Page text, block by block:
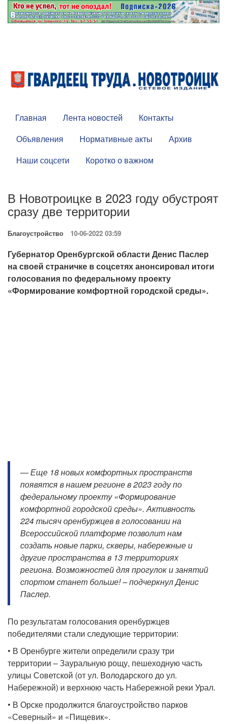
Главная Лента новостей
Контакты
Объявления
Нормативные акты
Архив
Наши соцсети
Коротко о важном
В Новотроицке в 2023 году обустроят
сразу две территории
Благоустройство 10-06-2022 03:59
Губернатор Оренбургской области Денис Паслер
на своей страничке в соцсетях анонсировал итоги
голосования по федеральному проекту
«Формирование комфортной городской среды».
— Еще 18 новых комфортных пространств
появятся в нашем регионе в 2023 году по
федеральному проекту «Формирование
комфортной городской среды». Активность
224 тысяч оренбуржцев в голосовании на
Всероссийской платформе позволит нам
создать новые парки, скверы, набережные и
другие пространства в 13 территориях
региона. Возможностей для прогулок и занятий
спортом станет больше! – подчеркнул Денис
Паслер.
По результатам голосования оренбуржцев
победителями стали следующие территории:
• В Оренбурге жители определили сразу три
территории – Зауральную рощу, пешеходную часть
улицы Советской (от ул. Володарского до ул.
Набережной) и верхнюю часть Набережной реки Урал.
• В Орске продолжится благоустройство парков
«Северный» и «Пищевик».